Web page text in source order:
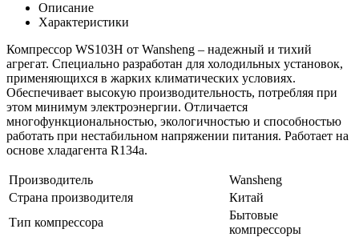
Описание
Характеристики
Компрессор WS103H от Wansheng – надежный и тихий
агрегат. Специально разработан для холодильных установок,
применяющихся в жарких климатических условиях.
Обеспечивает высокую производительность, потребляя при
этом минимум электроэнергии. Отличается
многофункциональностью, экологичностью и способностью
работать при нестабильном напряжении питания. Работает на
основе хладагента R134a.
Производитель
Wansheng
Страна производителя
Китай
Тип компрессора
Бытовые
компрессоры